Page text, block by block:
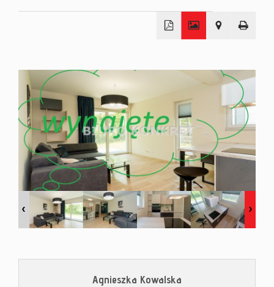
O
−
Agnieszka Kowalska